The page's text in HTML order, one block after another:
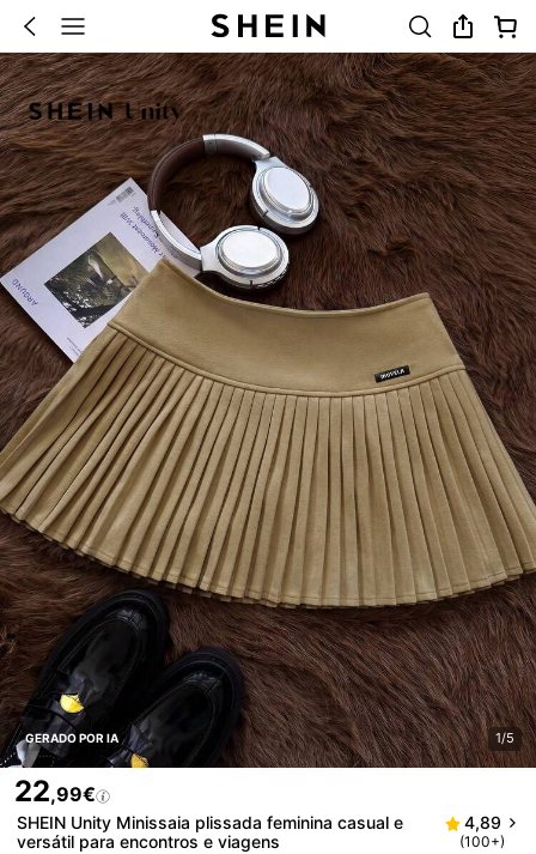
GERADO POR IA 1/5
22,99€
SHEIN Unity Minissaia plissada feminina casual e
versátil para encontros e viagens
4,89
(100+)